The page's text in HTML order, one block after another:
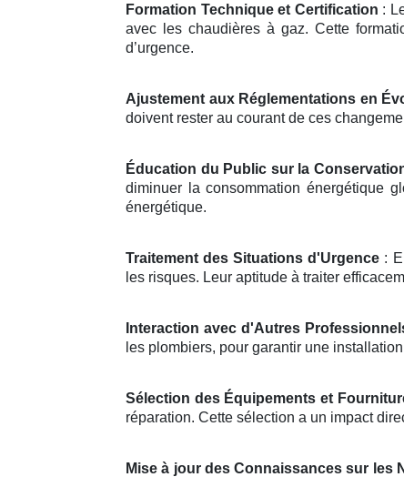
Formation Technique et Certification :
avec les chaudières à gaz. Cette
d’urgence.
Ajustement aux Réglementations en
doivent rester au courant de ces
Éducation du Public sur la
diminuer la consommation énergétique
énergétique.
Traitement des Situations d'Urgence :
les risques. Leur aptitude à traiter
Interaction avec d'Autres
les plombiers, pour garantir une
Sélection des Équipements et
réparation. Cette sélection a un impact
Mise à jour des Connaissances sur les